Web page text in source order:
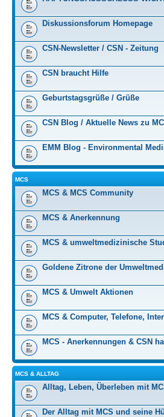
Diskussionsforum Homepage
CSN-Newsletter / CSN - Zeitung
CSN braucht Hilfe
Geburtstagsgrüße / Grüße
CSN Blog / Aktuelle News zu
EMM Blog - Environmental
MCS
MCS & MCS Community
MCS & Anerkennung
MCS & umweltmedizinische
Goldene Zitrone der
MCS & Umwelt Aktionen
MCS & Computer, Telefone,
MCS - Anerkennungen & CSN
MCS & ALLTAG
Alltag, Leben, Überleben mit
Der Alltag mit MCS und seine